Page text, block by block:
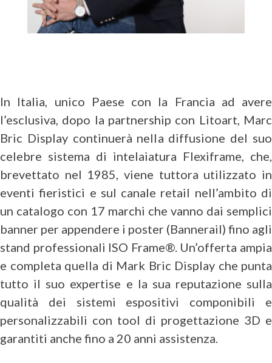
In Italia, unico Paese con la Francia ad avere
l’esclusiva, dopo la partnership con Litoart, Marc
Bric Display continuerà nella diffusione del suo
celebre sistema di intelaiatura Flexiframe, che,
brevettato nel 1985, viene tuttora utilizzato in
eventi fieristici e sul canale retail nell’ambito di
un catalogo con 17 marchi che vanno dai semplici
banner per appendere i poster (Bannerail) fino agli
stand professionali ISO Frame®. Un’offerta ampia
e completa quella di Mark Bric Display che punta
tutto il suo expertise e la sua reputazione sulla
qualità dei sistemi espositivi componibili e
personalizzabili con tool di progettazione 3D e
garantiti anche fino a 20 anni assistenza.